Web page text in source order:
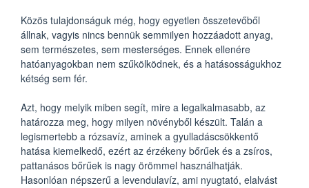
Közös tulajdonságuk még, hogy egyetlen összetevőből
állnak, vagyis nincs bennük semmilyen hozzáadott anyag,
sem természetes, sem mesterséges. Ennek ellenére
hatóanyagokban nem szűkölködnek, és a hatásosságukhoz
kétség sem fér.
Azt, hogy melyik miben segít, mire a legalkalmasabb, az
határozza meg, hogy milyen növényből készült. Talán a
legismertebb a rózsavíz, aminek a gyulladáscsökkentő
hatása kiemelkedő, ezért az érzékeny bőrűek és a zsíros,
pattanásos bőrűek is nagy örömmel használhatják.
Hasonlóan népszerű a levendulavíz, ami nyugtató, elalvást